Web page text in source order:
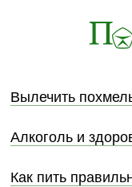
Вылечить
Алкоголь и
Как пить